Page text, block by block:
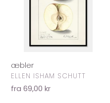
æbler
FORHANDLER
ELLEN ISHAM SCHUTT
Normalpris
fra 69,00 kr